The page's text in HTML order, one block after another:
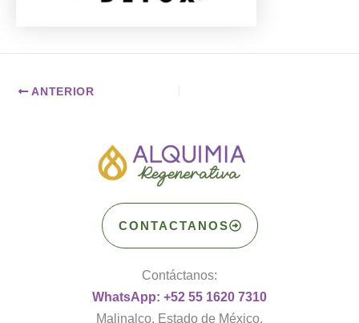
ANTERIOR
CONTACTANOS
Contáctanos:
WhatsApp: +52 55 1620 7310
Malinalco, Estado de México.